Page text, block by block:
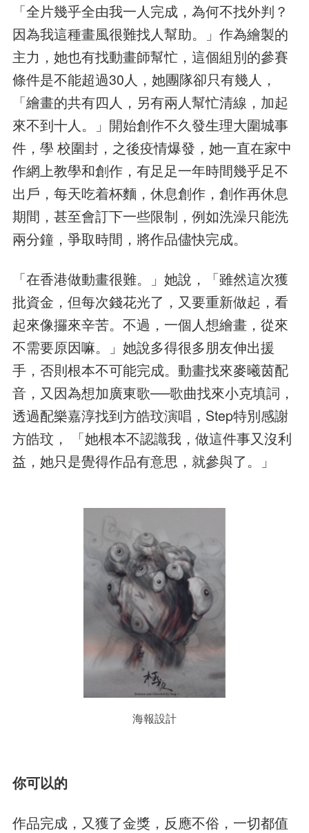
「全片幾乎全由我一人完成，為何不找外判？
因為我這種畫風很難找人幫助。」作為繪製的
主力，她也有找動畫師幫忙，這個組別的參賽
條件是不能超過30人，她團隊卻只有幾人，
「繪畫的共有四人，另有兩人幫忙清線，加起
來不到十人。」開始創作不久發生理大圍城事
件，學 校圍封，之後疫情爆發，她一直在家中
作網上教學和創作，有足足一年時間幾乎足不
出戶，每天吃着杯麵，休息創作，創作再休息
期間，甚至會訂下一些限制，例如洗澡只能洗
兩分鐘，爭取時間，將作品儘快完成。
「在香港做動畫很難。」她說，「雖然這次獲
批資金，但每次錢花光了，又要重新做起，看
起來像攞來辛苦。不過，一個人想繪畫，從來
不需要原因嘛。」她說多得很多朋友伸出援
手，否則根本不可能完成。動畫找來麥曦茵配
音，又因為想加廣東歌──歌曲找來小克填詞，
透過配樂嘉淳找到方皓玟演唱，Step特別感謝
方皓玟， 「她根本不認識我，做這件事又沒利
益，她只是覺得作品有意思，就參與了。」
海報設計
你可以的
作品完成，又獲了金獎，反應不俗，一切都值